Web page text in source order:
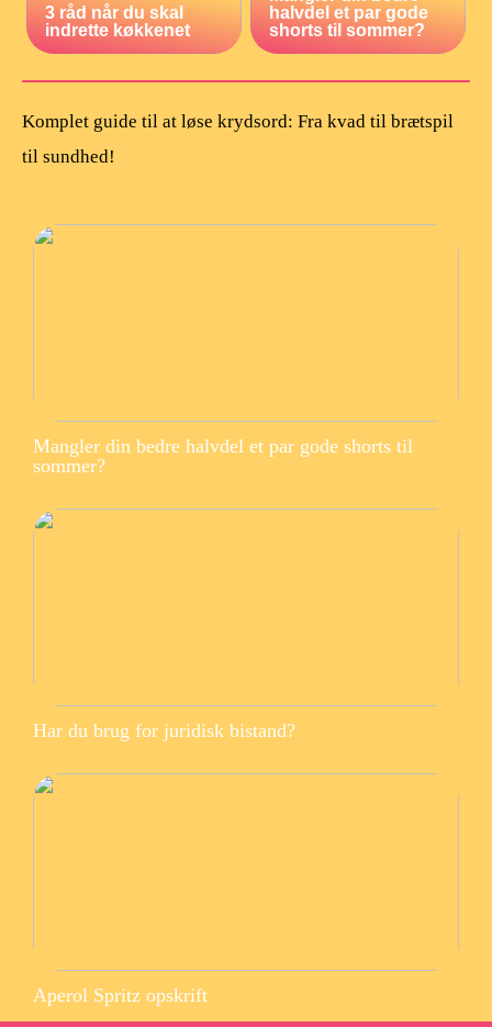
3 råd når du skal
indrette køkkenet
halvdel et par gode
shorts til sommer?
Komplet guide til at løse krydsord: Fra kvad til brætspil
til sundhed!
Mangler din bedre halvdel et par gode shorts til
sommer?
Har du brug for juridisk bistand?
Aperol Spritz opskrift